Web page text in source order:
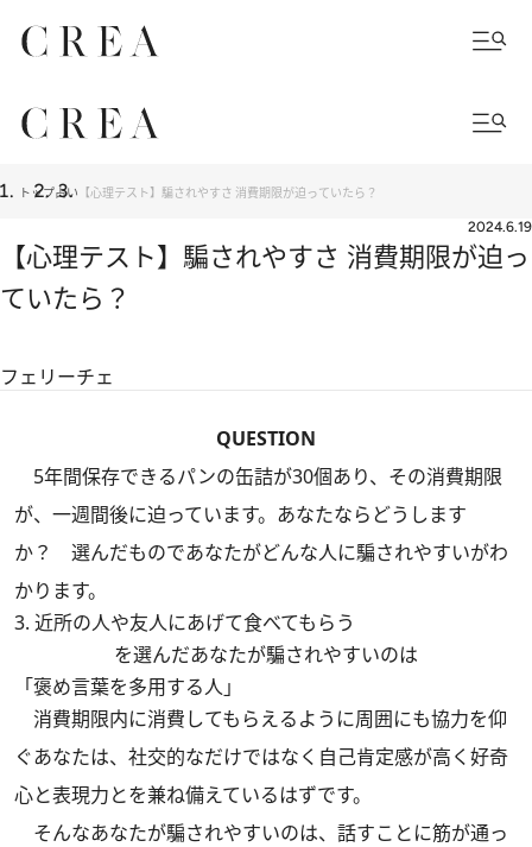
トップ占い 【心理テスト】騙されやすさ 消費期限が迫っていたら？
2024.6.19
【心理テスト】騙されやすさ 消費期限が迫っ
ていたら？
フェリーチェ
QUESTION
5年間保存できるパンの缶詰が30個あり、その消費期限
が、一週間後に迫っています。あなたならどうします
か？ 選んだものであなたがどんな人に騙されやすいがわ
かります。
3. 近所の人や友人にあげて食べてもらう
を選んだあなたが騙されやすいのは
「褒め言葉を多用する人」
消費期限内に消費してもらえるように周囲にも協力を仰
ぐあなたは、社交的なだけではなく自己肯定感が高く好奇
心と表現力とを兼ね備えているはずです。
そんなあなたが騙されやすいのは、話すことに筋が通っ